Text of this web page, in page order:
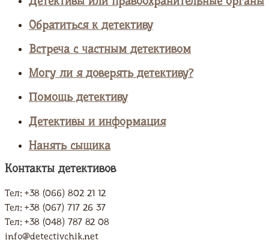
Обратиться к детективу
Встреча с частным детективом
Могу ли я доверять детективу?
Помощь детективу
Детективы и информация
Нанять сыщика
Контакты детективов
Тел: +38 (066) 802 21 12
Тел: +38 (067) 717 26 37
Тел: +38 (048) 787 82 08
info@detectivchik.net